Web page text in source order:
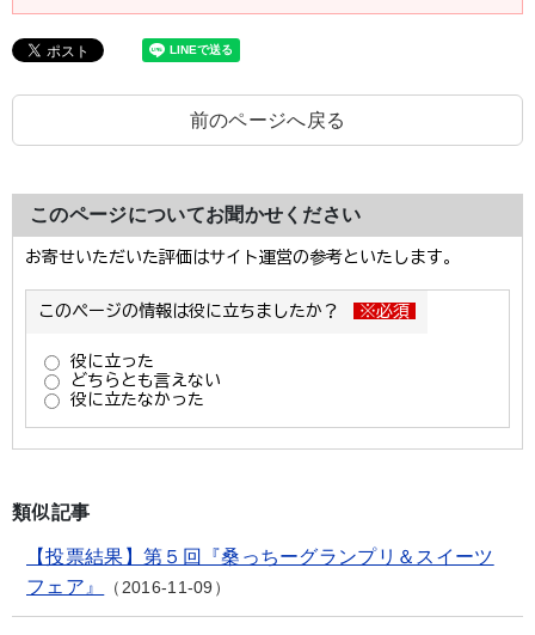
前のページへ戻る
このページについてお聞かせください
類似記事
【投票結果】第５回『桑っちーグランプリ＆スイーツ
フェア』
2016-11-09